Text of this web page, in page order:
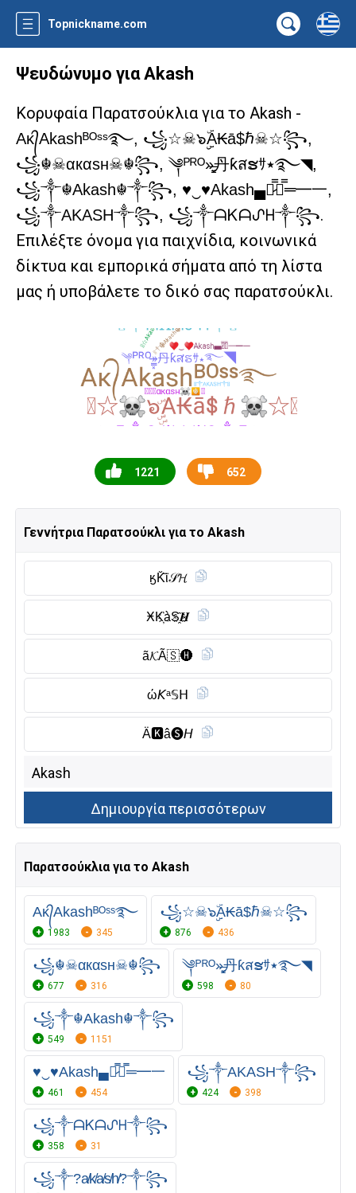
Topnickname.com
Ψευδώνυμο για Akash
Κορυφαία Παρατσούκλια για το Akash -
Aᴋ᭄Akashᴮᴼˢˢ࿐, ꧁☆☠๖ۣۣۜА₭ā$ℏ☠☆꧂,
꧁☬☠αкαѕн☠︎☬꧂, ༆ᴾᴿᴼ»̶̳͓丹ƙสຮｻ٭࿐◥,
꧁༒☬Akash☬༒꧂, ♥‿♥Akash▄︻̷̿┻̿═━一,
꧁༒AKASH༒꧂, ꧁༒ᗩᏦᗩᔑᕼ༒꧂.
Επιλέξτε όνομα για παιχνίδια, κοινωνικά
δίκτυα και εμπορικά σήματα από τη λίστα
μας ή υποβάλετε το δικό σας παρατσούκλι.
1221 652
Γεννήτρια Παρατσούκλι για το Akash
ӄK̆̈ϊ𝒮𝓗
ӾK҉àS҈𝑯
ã𝓚Ã🇸 🅗︎
ώ𝘒ᵃ𝕊𝖧
Ä🅺︎â🅢︎𝘏
Παρατσούκλια για το Akash
Aᴋ᭄Akashᴮᴼˢˢ࿐
1983 345
꧁☆☠๖ۣۣۜА₭ā$ℏ☠☆꧂
876 436
꧁☬☠αкαѕн☠︎☬꧂
677 316
༆ᴾᴿᴼ»̶̳͓丹ƙสຮｻ٭࿐◥
598 80
꧁༒☬Akash☬༒꧂
549 1151
♥‿♥Akash▄︻̷̿┻̿═━一
461 454
꧁༒AKASH༒꧂
424 398
꧁༒ᗩᏦᗩᔑᕼ༒꧂
358 31
꧁⁣༒?a̸k̸a̸s̸h̸?༒꧂